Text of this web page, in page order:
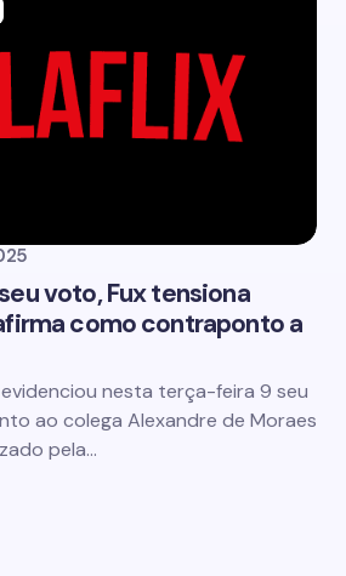
voto, Fux tensiona
como contraponto a
nesta terça-feira 9 seu
ao colega Alexandre de Moraes
pela…